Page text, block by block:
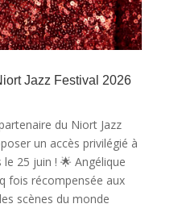
Jazz Festival 2026
du Niort Jazz
un accès privilégié à
25 juin ! 🌟 Angélique
fois récompensée aux
scènes du monde